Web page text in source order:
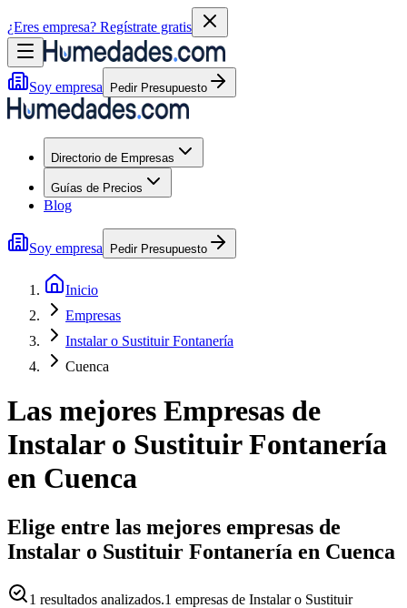
¿Eres empresa? Regístrate gratis
Soy empresa Pedir Presupuesto
Directorio de Empresas
Guías de Precios
Blog
Soy empresa Pedir Presupuesto
Inicio
Empresas
Instalar o Sustituir Fontanería
Cuenca
Las mejores Empresas de
Instalar o Sustituir Fontanería
en Cuenca
Elige entre las mejores empresas de
Instalar o Sustituir Fontanería en Cuenca
1 resultados analizados.1 empresas de Instalar o Sustituir